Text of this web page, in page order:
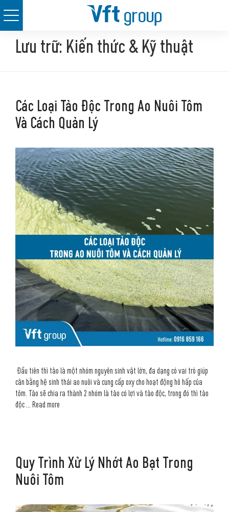
Lưu trữ: Kiến thức & Kỹ thuật
Các Loại Tảo Độc Trong Ao Nuôi Tôm
Và Cách Quản Lý
Đầu tiên thì tảo là một nhóm nguyên sinh vật lớn, đa dạng có vai trò giúp
cân bằng hệ sinh thái ao nuôi và cung cấp oxy cho hoạt động hô hấp của
tôm. Tảo sẽ chia ra thành 2 nhóm là tảo có lợi và tảo độc, trong đó thì tảo
độc … Read more
Quy Trình Xử Lý Nhớt Ao Bạt Trong
Nuôi Tôm